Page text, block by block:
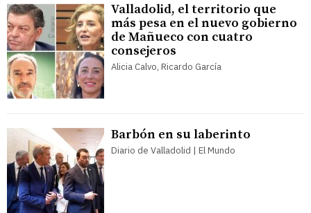
Valladolid, el territorio que
más pesa en el nuevo gobierno
de Mañueco con cuatro
consejeros
Alicia Calvo, Ricardo García
Barbón en su laberinto
Diario de Valladolid | El Mundo